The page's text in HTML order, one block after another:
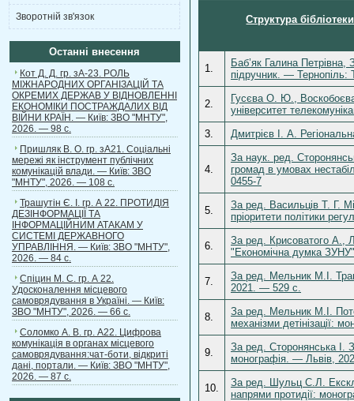
Зворотній зв'язок
Останні внесення
Кот Д. Д. гр. зА-23. РОЛЬ
МІЖНАРОДНИХ ОРГАНІЗАЦІЙ ТА
ОКРЕМИХ ДЕРЖАВ У ВІДНОВЛЕННІ
ЕКОНОМІКИ ПОСТРАЖДАЛИХ ВІД
ВІЙНИ КРАЇН. — Київ: ЗВО "МНТУ",
2026. — 98 с.
Пришляк В. О. гр. зА21. Соціальні
мережі як інструмент публічних
комунікацій влади. — Київ: ЗВО
"МНТУ", 2026. — 108 с.
Трашутін Є. І. гр. А 22. ПРОТИДІЯ
ДЕЗІНФОРМАЦІЇ ТА
ІНФОРМАЦІЙНИМ АТАКАМ У
СИСТЕМІ ДЕРЖАВНОГО
УПРАВЛІННЯ. — Київ: ЗВО "МНТУ",
2026. — 84 с.
Спіцин М. С. гр. А 22.
Удосконалення місцевого
самоврядування в Україні. — Київ:
ЗВО "МНТУ", 2026. — 66 с.
Соломко А. В. гр. А22. Цифрова
комунікація в органах місцевого
самоврядування:чат-боти, відкриті
дані, портали. — Київ: ЗВО "МНТУ",
2026. — 87 с.
Структура бібліотеки
1.
Баб’як Галина
підручник. —
2.
Гусєва О. Ю.,
університет
3.
Дмитрієв І. А.
4.
За наук. ред.
громад в умовах
0455-7
5.
За ред. Васильців Т. Г.
пріоритети політики
6.
За ред. Крисоватого А.,
"Економічна думка
7.
За ред. Мельник М.І.
2021. — 529 с.
8.
За ред. Мельник М.І.
механізми детінізації:
9.
За ред. Сторонянська І. З.
монографія. — Львів,
10.
За ред. Шульц С.Л.
напрями протидії: